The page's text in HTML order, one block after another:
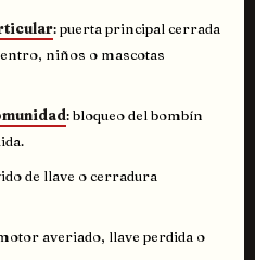
: puerta principal cerrada
niños o mascotas
: bloqueo del bombín
de llave o cerradura
averiado, llave perdida o